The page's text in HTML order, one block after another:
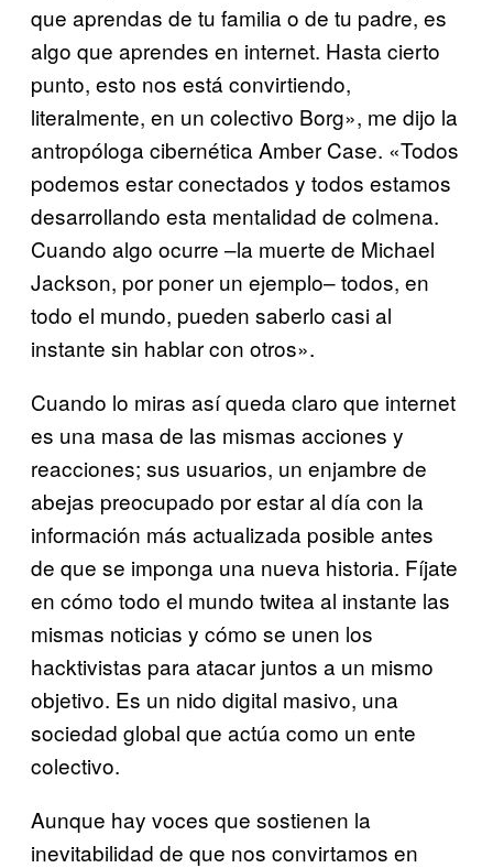
que aprendas de tu familia o de tu padre, es
algo que aprendes en internet. Hasta cierto
punto, esto nos está convirtiendo,
literalmente, en un colectivo Borg», me dijo la
antropóloga cibernética Amber Case. «Todos
podemos estar conectados y todos estamos
desarrollando esta mentalidad de colmena.
Cuando algo ocurre –la muerte de Michael
Jackson, por poner un ejemplo– todos, en
todo el mundo, pueden saberlo casi al
instante sin hablar con otros».
Cuando lo miras así queda claro que internet
es una masa de las mismas acciones y
reacciones; sus usuarios, un enjambre de
abejas preocupado por estar al día con la
información más actualizada posible antes
de que se imponga una nueva historia. Fíjate
en cómo todo el mundo twitea al instante las
mismas noticias y cómo se unen los
hacktivistas para atacar juntos a un mismo
objetivo. Es un nido digital masivo, una
sociedad global que actúa como un ente
colectivo.
Aunque hay voces que sostienen la
inevitabilidad de que nos convirtamos en